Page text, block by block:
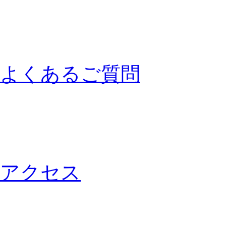
よくあるご質問
アクセス